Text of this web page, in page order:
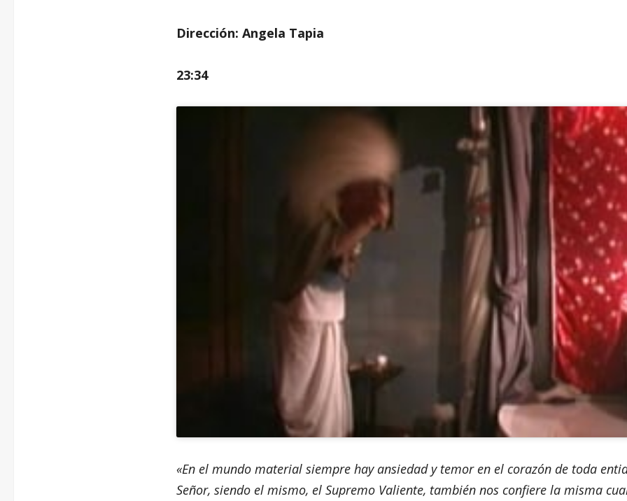
Dirección: Angela Tapia
23:34
«En el mundo material siempre hay ansiedad y temor en el corazón de toda
Señor, siendo el mismo, el Supremo Valiente, también nos confiere la misma